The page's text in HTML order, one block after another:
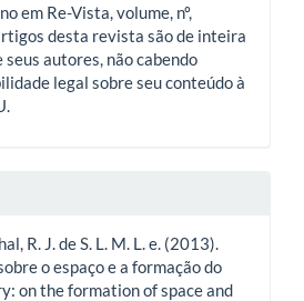
em Re-Vista, volume, nº,
desta revista são de inteira
autores, não cabendo
legal sobre seu conteúdo à
R. J. de S. L. M. L. e. (2013).
o espaço e a formação do
on the formation of space and